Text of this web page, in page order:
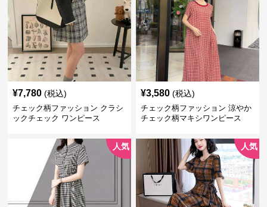
¥7,780 (税込)
チェック柄ファッション クラシ
ックチェック ワンピース
¥3,580 (税込)
チェック柄ファッション 涼やか
チェック柄マキシワンピース
人気 人気